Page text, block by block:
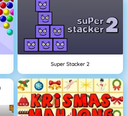
Super Stacker 2